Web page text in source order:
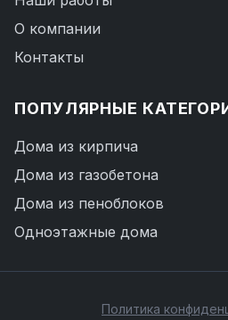
О компании
Контакты
ПОПУЛЯРНЫЕ
Дома из кирпича
Дома из газобетона
Дома из пеноблоков
Одноэтажные дома
Политика